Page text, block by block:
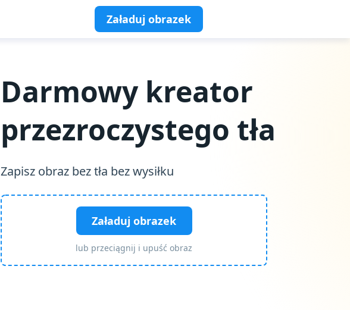
Załaduj obrazek
Darmowy kreator
przezroczystego tła
Zapisz obraz bez tła bez wysiłku
Załaduj obrazek
lub przeciągnij i upuść obraz